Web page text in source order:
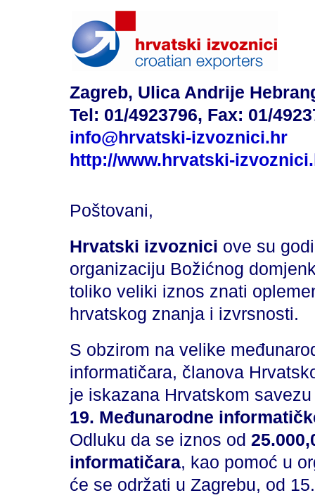
Zagreb, Ulica Andrije
Tel: 01/4923796, Fax: 01/
info@hrvatski-izvoznici.hr
http://www.hrvatski-
Poštovani,
Hrvatski izvoznici ove su
organizaciju Božićnog
toliko veliki iznos znati
hrvatskog znanja i izvrsnosti.
S obzirom na velike
informatičara, članova
je iskazana Hrvatskom
19. Međunarodne
Odluku da se iznos od
informatičara, kao pomoć u
će se održati u Zagrebu, od